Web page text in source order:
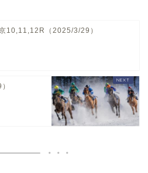
10,11,12R（2025/3/29）